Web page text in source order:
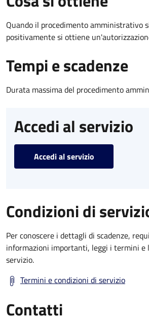
Quando il procedimento amministrativo
positivamente si ottiene
Tempi e scadenze
Durata massima del procedimento
Accedi al servizio
Accedi al servizio
Condizioni di
Per conoscere i dettagli di scadenze,
informazioni importanti, leggi i termini e
servizio.
Termini e condizioni di servizio
Contatti